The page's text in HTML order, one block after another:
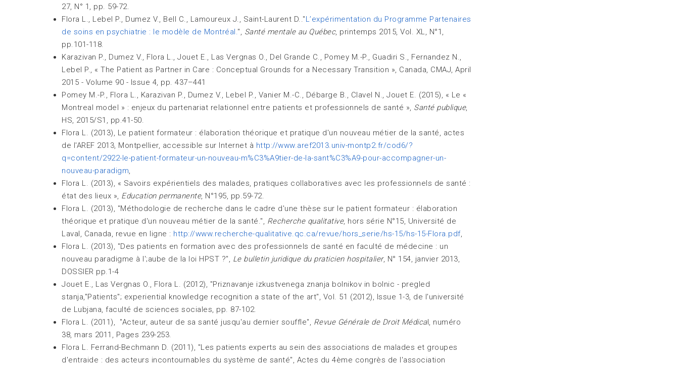
27, N° 1, pp. 59-72.
Flora L., Lebel P., Dumez V., Bell C., Lamoureux J., Saint-Laurent D.."L’expérimentation du Programme Partenaires
de soins en psychiatrie : le modèle de Montréal.", Santé mentale au Québec, printemps 2015, Vol. XL, N°1,
pp.101-118.
Karazivan P., Dumez V., Flora L., Jouet E., Las Vergnas O., Del Grande C., Pomey M.-P., Guadiri S., Fernandez N.,
Lebel P., « The Patient as Partner in Care : Conceptual Grounds for a Necessary Transition », Canada, CMAJ, April
2015 - Volume 90 - Issue 4, pp. 437–441
Pomey M.-P., Flora L., Karazivan P., Dumez V., Lebel P., Vanier M.-C., Débarge B., Clavel N., Jouet E. (2015), « Le «
Montreal model » : enjeux du partenariat relationnel entre patients et professionnels de santé », Santé publique,
HS, 2015/S1, pp.41-50.
Flora L. (2013), Le patient formateur : élaboration théorique et pratique d'un nouveau métier de la santé, actes
de l'AREF 2013, Montpellier, accessible sur Internet à http://www.aref2013.univ-montp2.fr/cod6/?
q=content/2922-le-patient-formateur-un-nouveau-m%C3%A9tier-de-la-sant%C3%A9-pour-accompagner-un-
nouveau-paradigm,
Flora L. (2013), « Savoirs expérientiels des malades, pratiques collaboratives avec les professionnels de santé :
état des lieux », Education permanente, N°195, pp.59-72.
Flora L. (2013), "Méthodologie de recherche dans le cadre d'une thèse sur le patient formateur : élaboration
théorique et pratique d'un nouveau métier de la santé.", Recherche qualitative, hors série N°15, Université de
Laval, Canada, revue en ligne : http://www.recherche-qualitative.qc.ca/revue/hors_serie/hs-15/hs-15-Flora.pdf,
Flora L. (2013), "Des patients en formation avec des professionnels de santé en faculté de médecine : un
nouveau paradigme à l';aube de la loi HPST ?", Le bulletin juridique du praticien hospitalier, N° 154, janvier 2013,
DOSSIER pp.1-4
Jouet E., Las Vergnas O., Flora L. (2012), "Priznavanje izkustvenega znanja bolnikov in bolnic - pregled
stanja,"Patients"; experiential knowledge recognition a state of the art", Vol. 51 (2012), Issue 1-3, de l'université
de Lubjana, faculté de sciences sociales, pp. 87-102.
Flora L. (2011), "Acteur, auteur de sa santé jusqu'au dernier souffle", Revue Générale de Droit Médical, numéro
38, mars 2011, Pages 239-253.
Flora L. Ferrand-Bechmann D. (2011), "Les patients experts au sein des associations de malades et groupes
d'entraide : des acteurs incontournables du système de santé", Actes du 4ème congrès de l'association